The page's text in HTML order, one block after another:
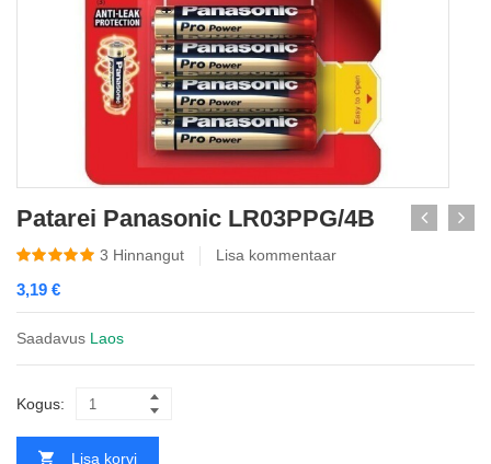
Patarei Panasonic LR03PPG/4B
3 Hinnangut Lisa kommentaar
3,19 €
Saadavus Laos
Kogus:
Lisa korvi